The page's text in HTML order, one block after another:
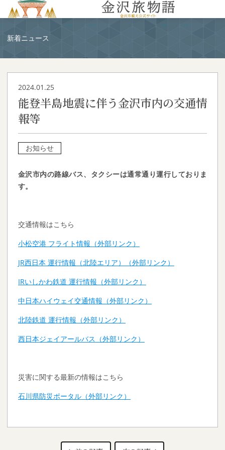
新着ニュース
能登半島地震に伴う金沢市内の交通情
報等
2024.01.25
お知らせ
金沢市内の路線バス、タクシーは通常通り運行しておりま
す。
交通情報はこちら
小松空港 フライト情報（外部リンク）
JR西日本 運行情報（北陸エリア）（外部リンク）
IRいしかわ鉄道 運行情報（外部リンク）
中日本ハイウェイ交通情報（外部リンク）
北陸鉄道 運行情報（外部リンク）
西日本ジェイアールバス（外部リンク）
災害に関する最新の情報はこちら
石川県防災ポータル（外部リンク）